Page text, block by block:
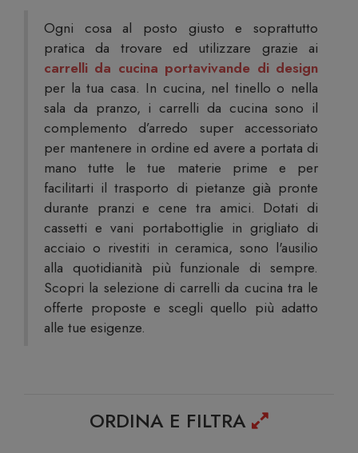
Ogni cosa al posto giusto e soprattutto
pratica da trovare ed utilizzare grazie ai
carrelli da cucina portavivande di design
per la tua casa. In cucina, nel tinello o nella
sala da pranzo, i carrelli da cucina sono il
complemento d’arredo super accessoriato
per mantenere in ordine ed avere a portata di
mano tutte le tue materie prime e per
facilitarti il trasporto di pietanze già pronte
durante pranzi e cene tra amici. Dotati di
cassetti e vani portabottiglie in grigliato di
acciaio o rivestiti in ceramica, sono l'ausilio
alla quotidianità più funzionale di sempre.
Scopri la selezione di carrelli da cucina tra le
offerte proposte e scegli quello più adatto
alle tue esigenze.
ORDINA E FILTRA